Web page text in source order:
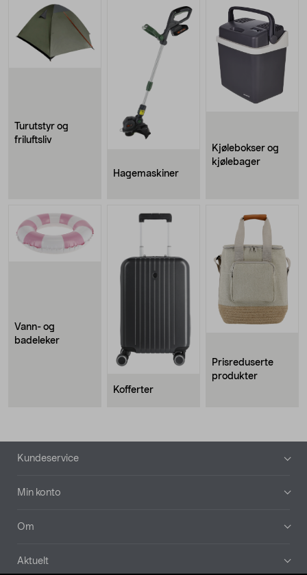
Turutstyr og
friluftsliv
Hagemaskiner
Kjølebokser og
kjølebager
Vann- og
badeleker
Kofferter
Prisreduserte
produkter
Bunntekst
Kundeservice
Min konto
Om
Aktuelt